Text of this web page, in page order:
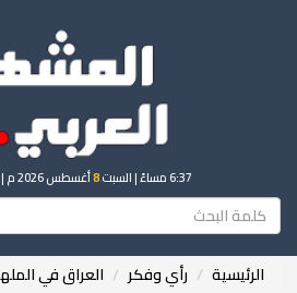
6:37 مساءً | السبت8أغسطس 2026 م |
الرئيسية رأي وفكر العراق في